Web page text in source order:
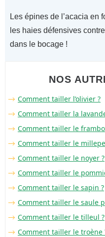
Les épines de l’acacia en
les haies défensives
dans le bocage !
NOS
Comment tailler l’olivier ?
Comment tailler la
Comment tailler le
Comment tailler le
Comment tailler le noyer ?
Comment tailler le
Comment tailler le sapin ?
Comment tailler le saule
Comment tailler le tilleul ?
Comment tailler le troène